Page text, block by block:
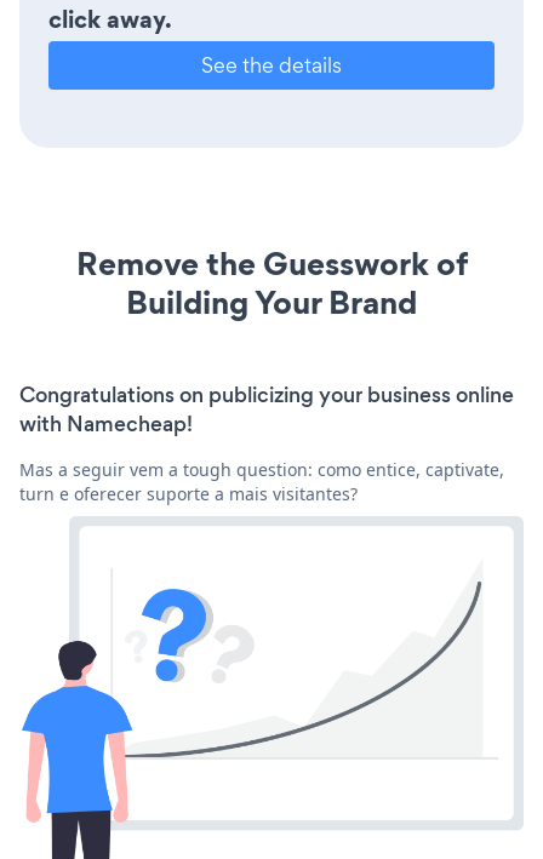
click away.
See the details
Remove the Guesswork of
Building Your Brand
Congratulations on publicizing your business online
with Namecheap!
Mas a seguir vem a tough question: como entice, captivate,
turn e oferecer suporte a mais visitantes?